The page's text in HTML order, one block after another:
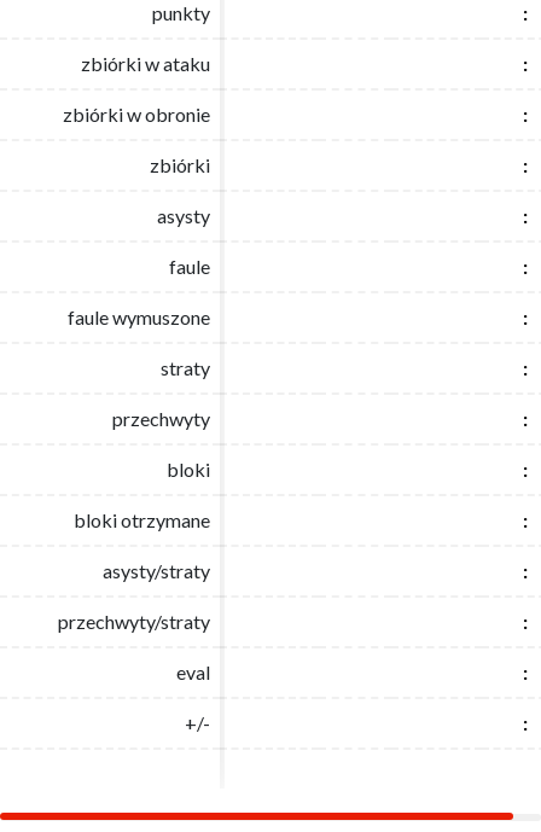
punkty :
zbiórki w ataku :
zbiórki w obronie :
zbiórki :
asysty :
faule :
faule wymuszone :
straty :
przechwyty :
bloki :
bloki otrzymane :
asysty/straty :
przechwyty/straty :
eval :
+/- :
punkty :
zbiórki w ataku :
zbiórki w obronie :
zbiórki :
asysty :
faule :
faule wymuszone :
straty :
przechwyty :
bloki :
bloki otrzymane :
asysty/straty :
przechwyty/straty :
eval :
+/- :